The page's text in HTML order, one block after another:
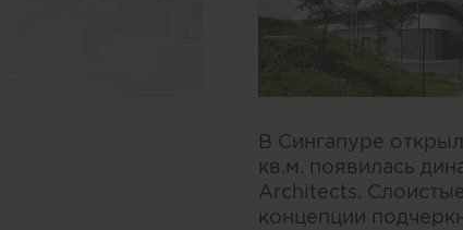
В Сингапуре
кв.м. появилась
Architects.
концепции